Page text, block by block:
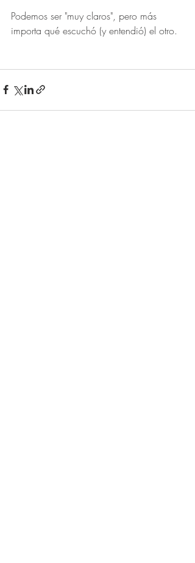
Podemos ser "muy claros", pero más
importa qué escuchó (y entendió) el otro.